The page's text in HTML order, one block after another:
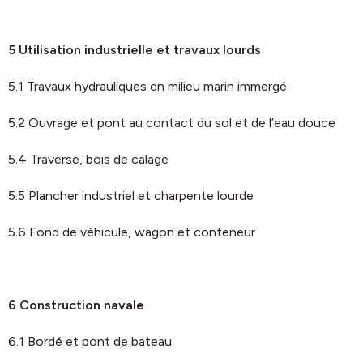
5 Utilisation industrielle et travaux lourds
5.1 Travaux hydrauliques en milieu marin immergé
5.2 Ouvrage et pont au contact du sol et de l’eau douce
5.4 Traverse, bois de calage
5.5 Plancher industriel et charpente lourde
5.6 Fond de véhicule, wagon et conteneur
6 Construction navale
6.1 Bordé et pont de bateau